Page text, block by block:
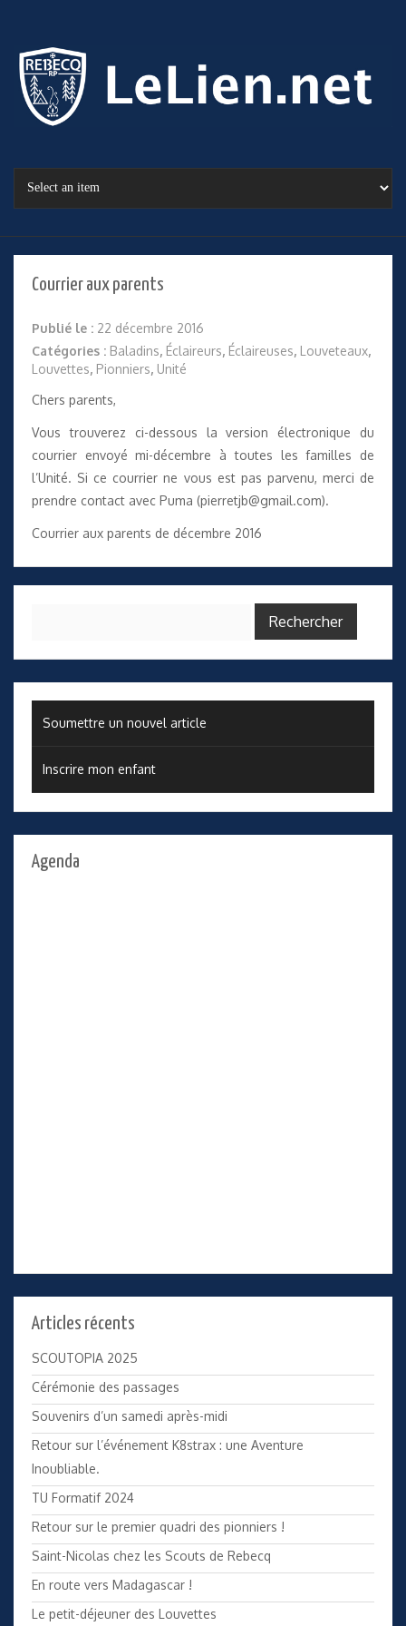
Courrier aux parents
Publié le : 22 décembre 2016
Catégories : Baladins, Éclaireurs, Éclaireuses, Louveteaux,
Louvettes, Pionniers, Unité
Chers parents,
Vous trouverez ci-dessous la version électronique du
courrier envoyé mi-décembre à toutes les familles de
l’Unité. Si ce courrier ne vous est pas parvenu, merci de
prendre contact avec Puma (pierretjb@gmail.com).
Courrier aux parents de décembre 2016
Soumettre un nouvel article
Inscrire mon enfant
Agenda
Articles récents
SCOUTOPIA 2025
Cérémonie des passages
Souvenirs d’un samedi après-midi
Retour sur l’événement K8strax : une Aventure
Inoubliable.
TU Formatif 2024
Retour sur le premier quadri des pionniers !
Saint-Nicolas chez les Scouts de Rebecq
En route vers Madagascar !
Le petit-déjeuner des Louvettes